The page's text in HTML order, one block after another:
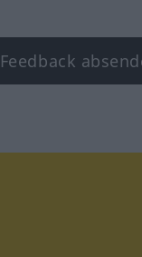
Feedback